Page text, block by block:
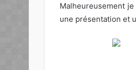
Malheureusement
une présentation et